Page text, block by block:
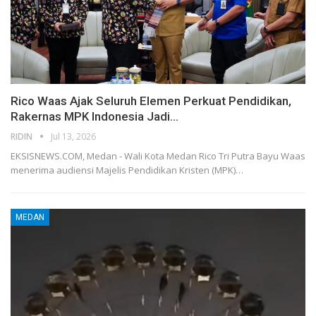
Rico Waas Ajak Seluruh Elemen Perkuat Pendidikan,
Rakernas MPK Indonesia Jadi…
RIDIN Jul 13, 2026
EKSISNEWS.COM, Medan - Wali Kota Medan Rico Tri Putra Bayu Waas
menerima audiensi Majelis Pendidikan Kristen (MPK)…
MEDAN